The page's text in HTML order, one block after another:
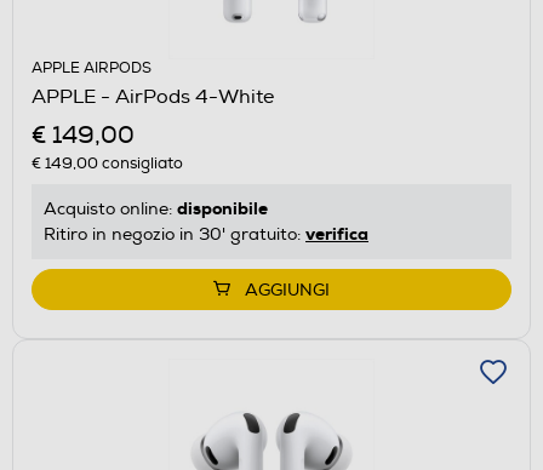
APPLE AIRPODS
APPLE - AirPods 4-White
€ 149,00
€ 149,00consigliato
Acquisto online: disponibile
Ritiro in negozio in 30' gratuito: verifica
AGGIUNGI